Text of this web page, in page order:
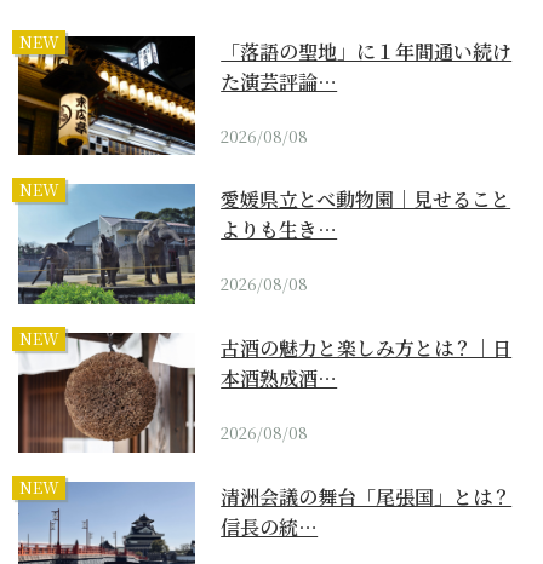
NEW
「落語の聖地」に１年間通い続け
た演芸評論…
2026/08/08
NEW
愛媛県立とべ動物園｜見せること
よりも生き…
2026/08/08
NEW
古酒の魅力と楽しみ方とは？｜日
本酒熟成酒…
2026/08/08
NEW
清洲会議の舞台「尾張国」とは？
信長の統…